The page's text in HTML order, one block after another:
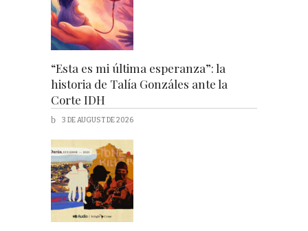
“Esta es mi última esperanza”: la
historia de Talía Gonzáles ante la
Corte IDH
3 DE AUGUST DE 2026